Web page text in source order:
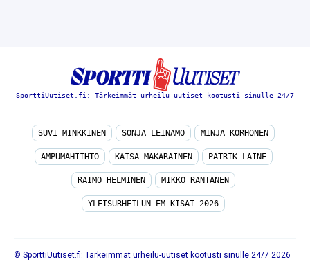
SporttiUutiset.fi: Tärkeimmät urheilu-uutiset kootusti sinulle 24/7
AMPUMAHIIHTO KAISA MÄKÄRÄINEN PATRIK LAINE
RAIMO HELMINEN MIKKO RANTANEN
YLEISURHEILUN EM-KISAT 2026
TIETOA MEISTÄ/🇬🇧 SPORTIVO NETWORK/ KÄYTTÖEHDOT